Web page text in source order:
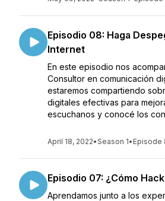
Episodio 08: Haga
Internet
En este episodio nos
Consultor en comunicación
estaremos compartiendo
digitales efectivas para
escuchanos y conocé los
April 18, 2022•Season 1• Episode
Episodio 07: ¿Cómo
Aprendamos junto a los